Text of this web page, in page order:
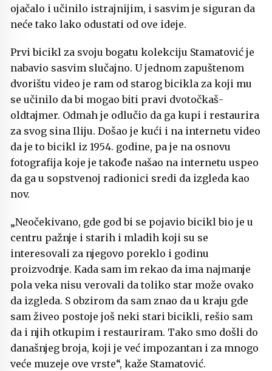
ojačalo i učinilo istrajnijim, i sasvim je siguran da
neće tako lako odustati od ove ideje.
Prvi bicikl za svoju bogatu kolekciju Stamatović je
nabavio sasvim slučajno. U jednom zapuštenom
dvorištu video je ram od starog bicikla za koji mu
se učinilo da bi mogao biti pravi dvotočkaš-
oldtajmer. Odmah je odlučio da ga kupi i restaurira
za svog sina Iliju. Došao je kući i na internetu video
da je to bicikl iz 1954. godine, pa je na osnovu
fotografija koje je takođe našao na internetu uspeo
da ga u sopstvenoj radionici sredi da izgleda kao
nov.
„Neočekivano, gde god bi se pojavio bicikl bio je u
centru pažnje i starih i mladih koji su se
interesovali za njegovo poreklo i godinu
proizvodnje. Kada sam im rekao da ima najmanje
pola veka nisu verovali da toliko star može ovako
da izgleda. S obzirom da sam znao da u kraju gde
sam živeo postoje još neki stari bicikli, rešio sam
da i njih otkupim i restauriram. Tako smo došli do
današnjeg broja, koji je već impozantan i za mnogo
veće muzeje ove vrste“, kaže Stamatović.